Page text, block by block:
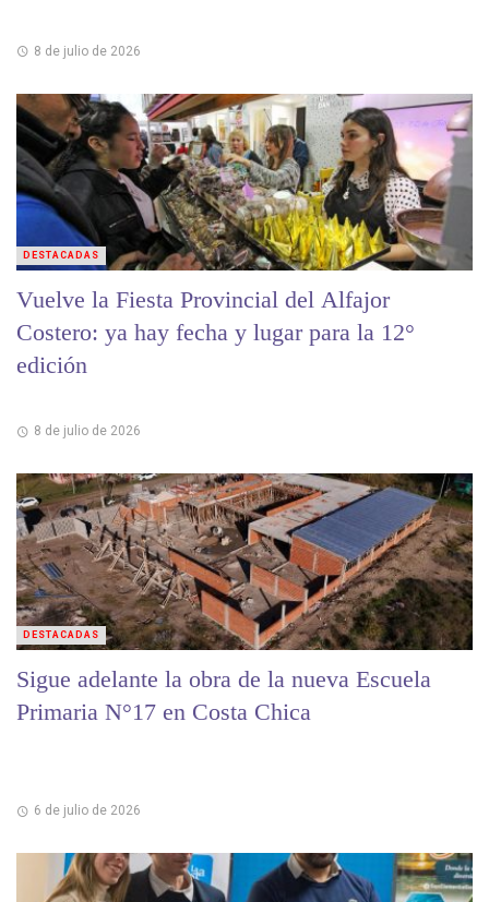
8 de julio de 2026
Vuelve la Fiesta Provincial del Alfajor
Costero: ya hay fecha y lugar para la 12°
edición
8 de julio de 2026
DESTACADAS
Sigue adelante la obra de la nueva Escuela
Primaria N°17 en Costa Chica
6 de julio de 2026
DESTACADAS